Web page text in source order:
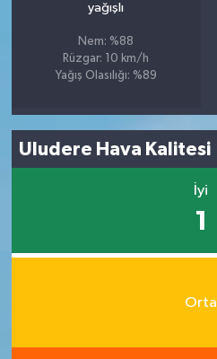
yağışlı
Nem: %88
Rüzgar: 10 km/h
Yağış Olasılığı: %89
Uludere Hava Kalitesi
İyi
1
Orta